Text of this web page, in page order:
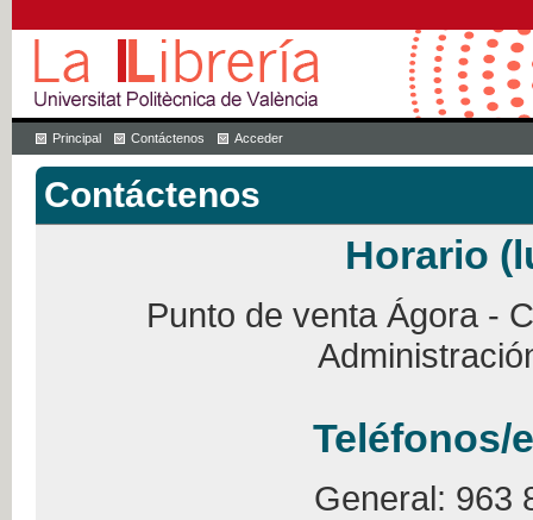
Principal Contáctenos Acceder
Contáctenos
Horario
Punto de venta Ágora -
Teléfonos/
General: 963